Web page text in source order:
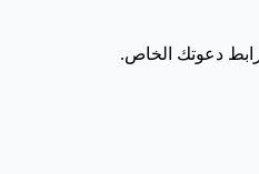
دعوتك الخاص.